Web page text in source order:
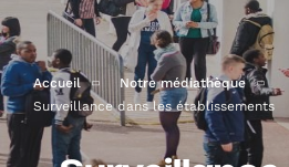
Accueil
Notre médiathèque
Surveillance dans les établissements